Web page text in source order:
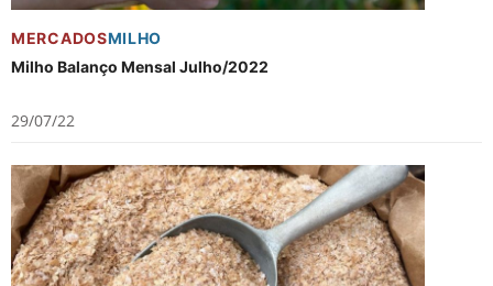
MERCADOSMILHO
Milho Balanço Mensal Julho/2022
29/07/22